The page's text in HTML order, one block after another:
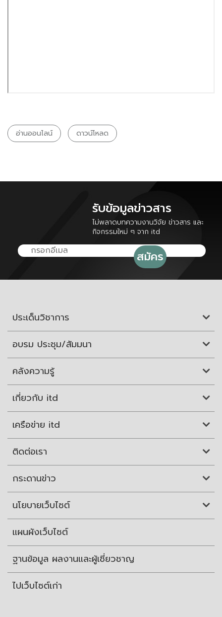
อ่านออนไลน์ ดาวน์โหลด
รับข้อมูลข่าวสาร
ไม่พลาดบทความงานวิจัย ข่าวสาร และ
กิจกรรมใหม่ ๆ จาก itd
ประเด็นวิชาการ
อบรม ประชุม/สัมมนา
คลังความรู้
เกี่ยวกับ itd
เครือข่าย itd
ติดต่อเรา
กระดานข่าว
นโยบายเว็บไซต์
แผนผังเว็บไซต์
ฐานข้อมูล ผลงานและผู้เชี่ยวชาญ
ไปเว็บไซต์เก่า